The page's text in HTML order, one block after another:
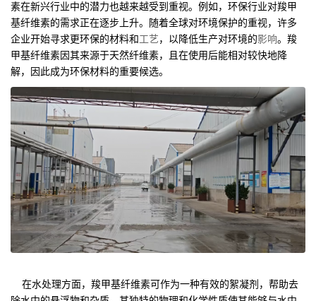
素在新兴行业中的潜力也越来越受到重视。例如，环保行业对羧甲
基纤维素的需求正在逐步上升。随着全球对环境保护的重视，许多
企业开始寻求更环保的材料和工艺，以降低生产对环境的影响。羧
甲基纤维素因其来源于天然纤维素，且在使用后能相对较快地降
解，因此成为环保材料的重要候选。
在水处理方面，羧甲基纤维素可作为一种有效的絮凝剂，帮助去